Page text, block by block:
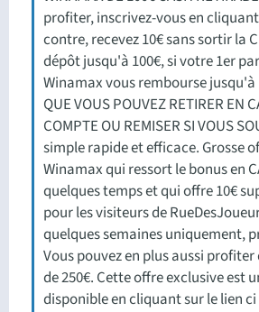
profiter, inscrivez-vous en
contre, recevez 10€ sans sortir la
dépôt jusqu'à 100€, si votre 1er
Winamax vous rembourse jusqu'à
QUE VOUS POUVEZ RETIRER EN
COMPTE OU REMISER SI VOUS
simple rapide et efficace. Grosse
Winamax qui ressort le bonus en
quelques temps et qui offre 10€
pour les visiteurs de
quelques semaines uniquement,
Vous pouvez en plus aussi
de 250€. Cette offre exclusive est
disponible en cliquant sur le lien